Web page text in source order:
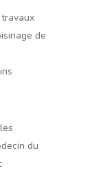
de
du